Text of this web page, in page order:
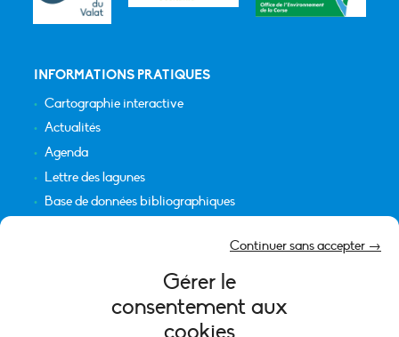
Gérer le
consentement aux
cookies
Continuer sans accepter →
INFORMATIONS PRATIQUES
Cartographie interactive
Actualités
Agenda
Lettre des lagunes
Base de données bibliographiques
Mentions légales